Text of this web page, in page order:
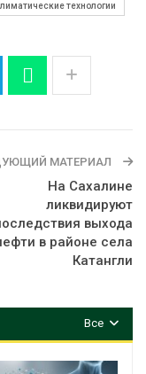
технологии
МАТЕРИАЛ
На Сахалине
ликвидируют
выхода
в районе села
Катангли
Все